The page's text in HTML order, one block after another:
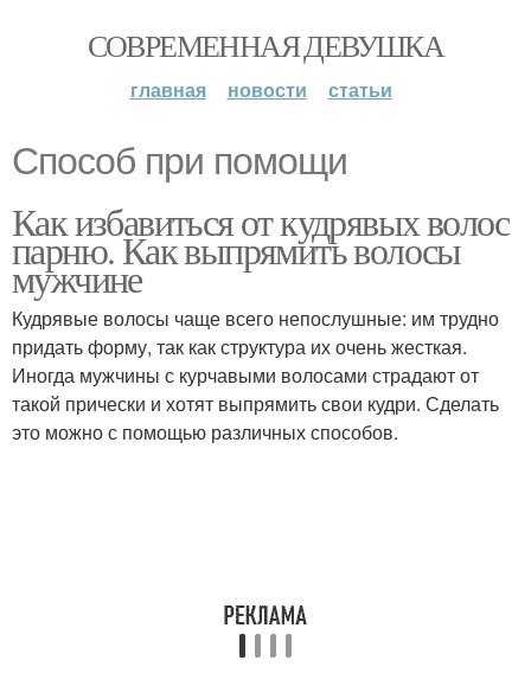
СОВРЕМЕННАЯ ДЕВУШКА
главная новости статьи
Способ при помощи
Как избавиться от кудрявых волос
парню. Как выпрямить волосы
мужчине
Кудрявые волосы чаще всего непослушные: им трудно
придать форму, так как структура их очень жесткая.
Иногда мужчины с курчавыми волосами страдают от
такой прически и хотят выпрямить свои кудри. Сделать
это можно с помощью различных способов.